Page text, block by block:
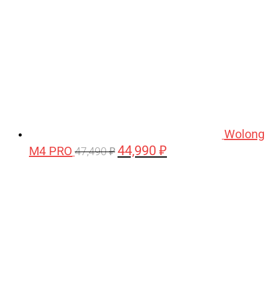
Wolong
M4 PRO 47,490₽ Первоначальная
44,990 ₽